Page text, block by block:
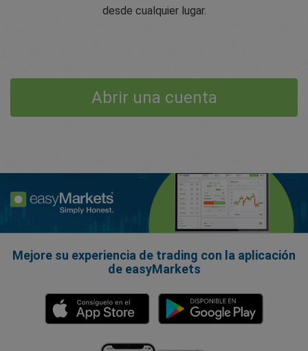
desde cualquier lugar.
Abrir una cuenta
Mejore su experiencia de trading con la aplicación
de easyMarkets